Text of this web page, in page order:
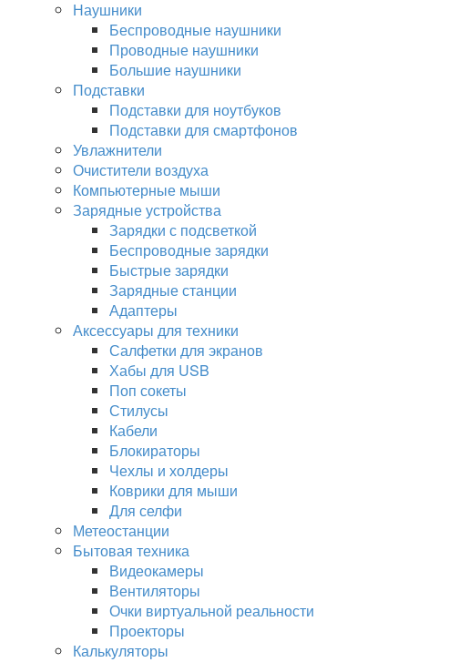
Наушники
Беспроводные наушники
Проводные наушники
Большие наушники
Подставки
Подставки для ноутбуков
Подставки для смартфонов
Увлажнители
Очистители воздуха
Компьютерные мыши
Зарядные устройства
Зарядки с подсветкой
Беспроводные зарядки
Быстрые зарядки
Зарядные станции
Адаптеры
Аксессуары для техники
Салфетки для экранов
Хабы для USB
Поп сокеты
Стилусы
Кабели
Блокираторы
Чехлы и холдеры
Коврики для мыши
Для селфи
Метеостанции
Бытовая техника
Видеокамеры
Вентиляторы
Очки виртуальной реальности
Проекторы
Калькуляторы